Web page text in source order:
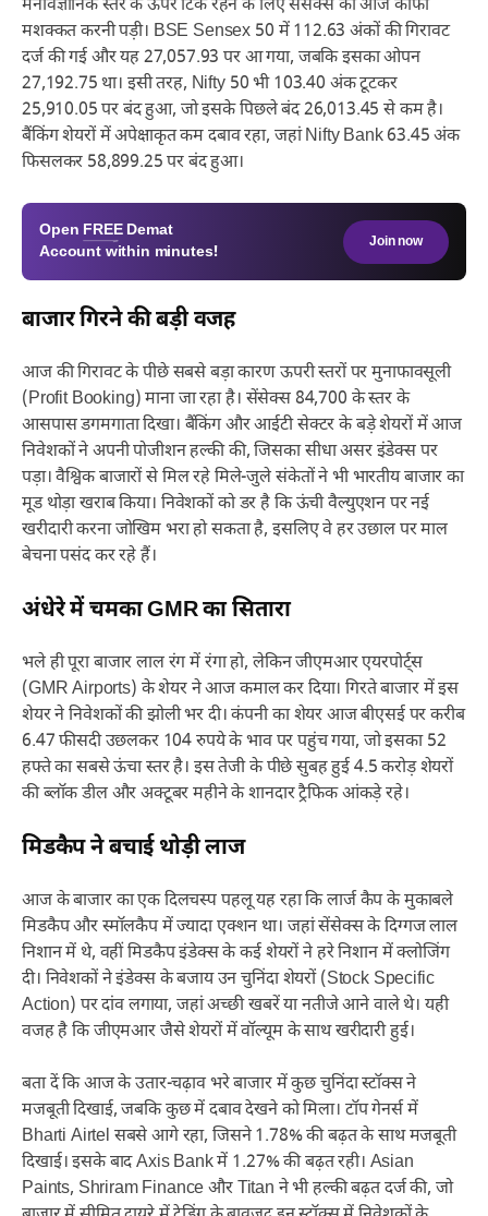
मनोवैज्ञानिक स्तर के ऊपर टिके रहने के लिए सेंसेक्स को आज काफी
मशक्कत करनी पड़ी। BSE Sensex 50 में 112.63 अंकों की गिरावट
दर्ज की गई और यह 27,057.93 पर आ गया, जबकि इसका ओपन
27,192.75 था। इसी तरह, Nifty 50 भी 103.40 अंक टूटकर
25,910.05 पर बंद हुआ, जो इसके पिछले बंद 26,013.45 से कम है।
बैंकिंग शेयरों में अपेक्षाकृत कम दबाव रहा, जहां Nifty Bank 63.45 अंक
फिसलकर 58,899.25 पर बंद हुआ।
Open FREE Demat
Account within minutes!
Join now
बाजार गिरने की बड़ी वजह
आज की गिरावट के पीछे सबसे बड़ा कारण ऊपरी स्तरों पर मुनाफावसूली
(Profit Booking) माना जा रहा है। सेंसेक्स 84,700 के स्तर के
आसपास डगमगाता दिखा। बैंकिंग और आईटी सेक्टर के बड़े शेयरों में आज
निवेशकों ने अपनी पोजीशन हल्की की, जिसका सीधा असर इंडेक्स पर
पड़ा। वैश्विक बाजारों से मिल रहे मिले-जुले संकेतों ने भी भारतीय बाजार का
मूड थोड़ा खराब किया। निवेशकों को डर है कि ऊंची वैल्युएशन पर नई
खरीदारी करना जोखिम भरा हो सकता है, इसलिए वे हर उछाल पर माल
बेचना पसंद कर रहे हैं।
अंधेरे में चमका GMR का सितारा
भले ही पूरा बाजार लाल रंग में रंगा हो, लेकिन जीएमआर एयरपोर्ट्स
(GMR Airports) के शेयर ने आज कमाल कर दिया। गिरते बाजार में इस
शेयर ने निवेशकों की झोली भर दी। कंपनी का शेयर आज बीएसई पर करीब
6.47 फीसदी उछलकर 104 रुपये के भाव पर पहुंच गया, जो इसका 52
हफ्ते का सबसे ऊंचा स्तर है। इस तेजी के पीछे सुबह हुई 4.5 करोड़ शेयरों
की ब्लॉक डील और अक्टूबर महीने के शानदार ट्रैफिक आंकड़े रहे।
मिडकैप ने बचाई थोड़ी लाज
आज के बाजार का एक दिलचस्प पहलू यह रहा कि लार्ज कैप के मुकाबले
मिडकैप और स्मॉलकैप में ज्यादा एक्शन था। जहां सेंसेक्स के दिग्गज लाल
निशान में थे, वहीं मिडकैप इंडेक्स के कई शेयरों ने हरे निशान में क्लोजिंग
दी। निवेशकों ने इंडेक्स के बजाय उन चुनिंदा शेयरों (Stock Specific
Action) पर दांव लगाया, जहां अच्छी खबरें या नतीजे आने वाले थे। यही
वजह है कि जीएमआर जैसे शेयरों में वॉल्यूम के साथ खरीदारी हुई।
बता दें कि आज के उतार-चढ़ाव भरे बाजार में कुछ चुनिंदा स्टॉक्स ने
मजबूती दिखाई, जबकि कुछ में दबाव देखने को मिला। टॉप गेनर्स में
Bharti Airtel सबसे आगे रहा, जिसने 1.78% की बढ़त के साथ मजबूती
दिखाई। इसके बाद Axis Bank में 1.27% की बढ़त रही। Asian
Paints, Shriram Finance और Titan ने भी हल्की बढ़त दर्ज की, जो